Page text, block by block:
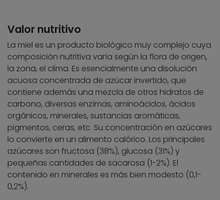
Valor nutritivo
La miel es un producto biológico muy complejo cuya
composición nutritiva varía según la flora de origen,
la zona, el clima. Es esencialmente una disolución
acuosa concentrada de azúcar invertido, que
contiene además una mezcla de otros hidratos de
carbono, diversas enzímas, aminoácidos, ácidos
orgánicos, minerales, sustancias aromáticas,
pigmentos, ceras, etc. Su concentración en azúcares
lo convierte en un alimento calórico. Los principales
azúcares son fructosa (38%), glucosa (31%) y
pequeñas cantidades de sacarosa (1-2%). El
contenido en minerales es más bien modesto (0,1-
0,2%).